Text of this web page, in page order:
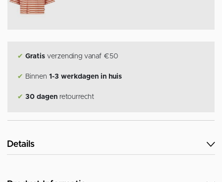
✔ Gratis verzending vanaf €50
✔ Binnen 1-3 werkdagen in huis
✔ 30 dagen retourrecht
Details